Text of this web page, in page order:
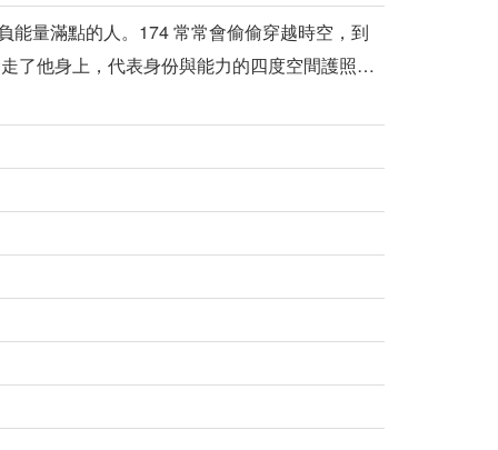
能量滿點的人。174 常常會偷偷穿越時空，到
了他身上，代表身份與能力的四度空間護照…